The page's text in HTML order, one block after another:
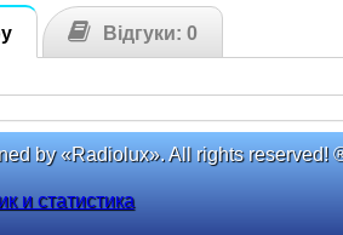
Відгуки: 0
by «Radiolux». All rights reserved!